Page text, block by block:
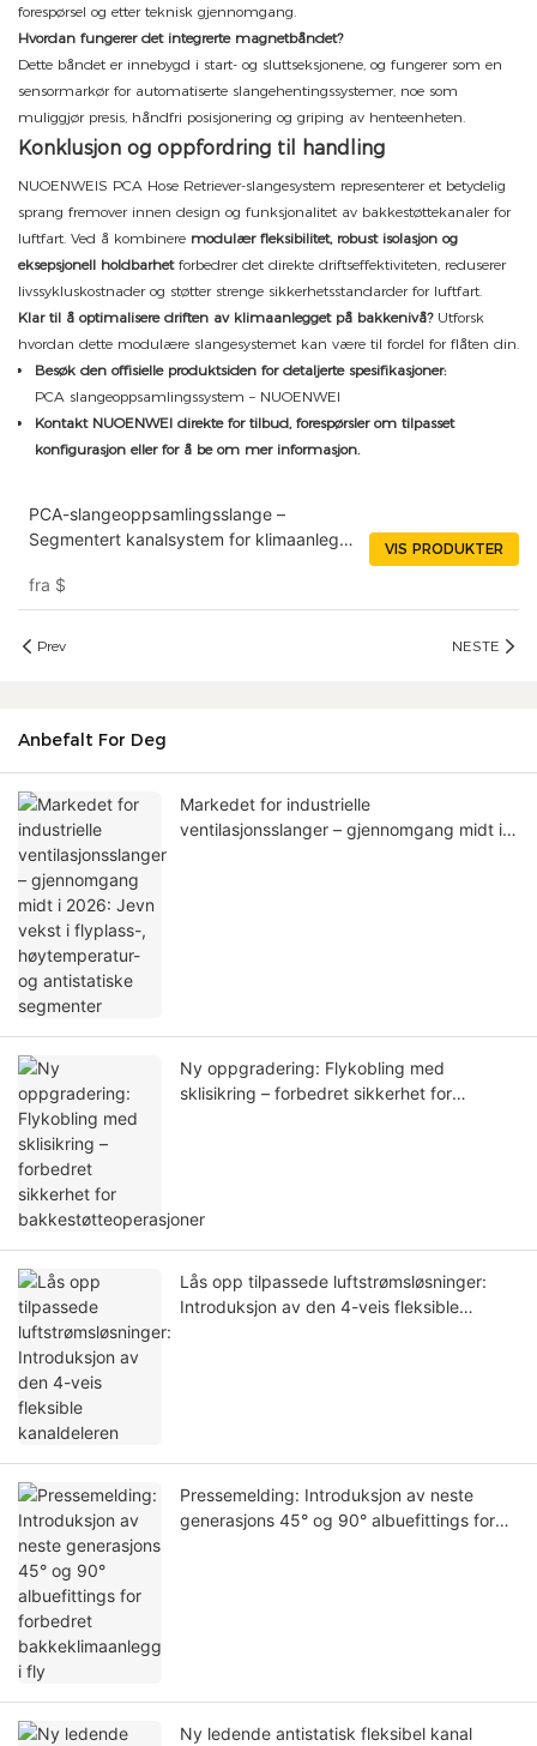
forespørsel og etter teknisk gjennomgang.
Hvordan fungerer det integrerte magnetbåndet?
Dette båndet er innebygd i start- og sluttseksjonene, og fungerer som en
sensormarkør for automatiserte slangehentingssystemer, noe som
muliggjør presis, håndfri posisjonering og griping av henteenheten.
Konklusjon og oppfordring til handling
NUOENWEIS PCA Hose Retriever-slangesystem representerer et betydelig
sprang fremover innen design og funksjonalitet av bakkestøttekanaler for
luftfart. Ved å kombinere modulær fleksibilitet, robust isolasjon og
eksepsjonell holdbarhetforbedrer det direkte driftseffektiviteten, reduserer
livssykluskostnader og støtter strenge sikkerhetsstandarder for luftfart.
Klar til å optimalisere driften av klimaanlegget på bakkenivå?Utforsk
hvordan dette modulære slangesystemet kan være til fordel for flåten din.
Besøk den offisielle produktsiden for detaljerte spesifikasjoner:
PCA slangeoppsamlingssystem – NUOENWEI
Kontakt NUOENWEI direkte for tilbud, forespørsler om tilpasset
konfigurasjon eller for å be om mer informasjon.
PCA-slangeoppsamlingsslange –
Segmentert kanalsystem for klimaanlegg
uttrekkbart
fra $
VIS PRODUKTER
Prev NESTE
Anbefalt For Deg
Markedet for industrielle
ventilasjonsslanger – gjennomgang midt i
Ny oppgradering: Flykobling med
sklisikring – forbedret sikkerhet for
Lås opp tilpassede luftstrømsløsninger:
Introduksjon av den 4-veis fleksible
Pressemelding: Introduksjon av neste
generasjons 45° og 90° albuefittings for
Ny ledende antistatisk fleksibel kanal